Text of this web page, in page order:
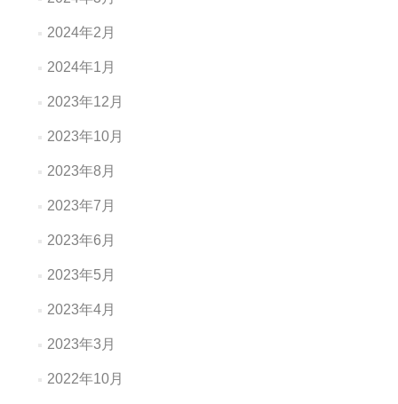
2024年2月
2024年1月
2023年12月
2023年10月
2023年8月
2023年7月
2023年6月
2023年5月
2023年4月
2023年3月
2022年10月